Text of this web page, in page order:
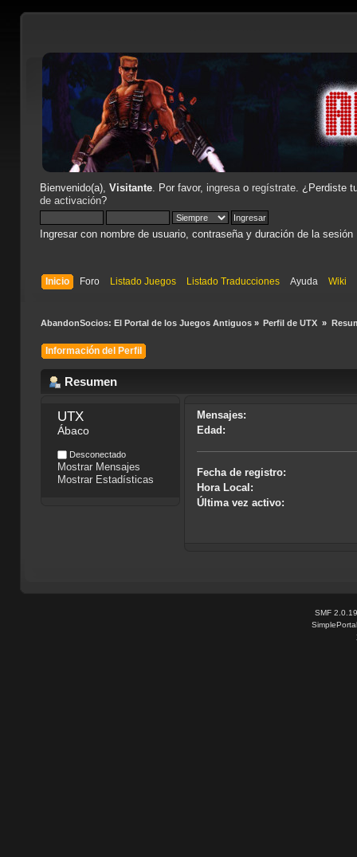
Bienvenido(a), Visitante. Por favor, ingresao regístrate. ¿Perdiste
de activación?
Ingresar con nombre de usuario, contraseña y duración de la sesión
Inicio Foro Listado Juegos Listado Traducciones Ayuda Wiki
AbandonSocios: El Portal de los Juegos Antiguos» Perfil de UTX »
Información del Perfil
Resumen
UTX
Ábaco
Desconectado
Mostrar Mensajes
Mostrar Estadísticas
Mensajes:
Edad:
Fecha de registro:
Hora Local:
Última vez activo:
SMF 2.0.19